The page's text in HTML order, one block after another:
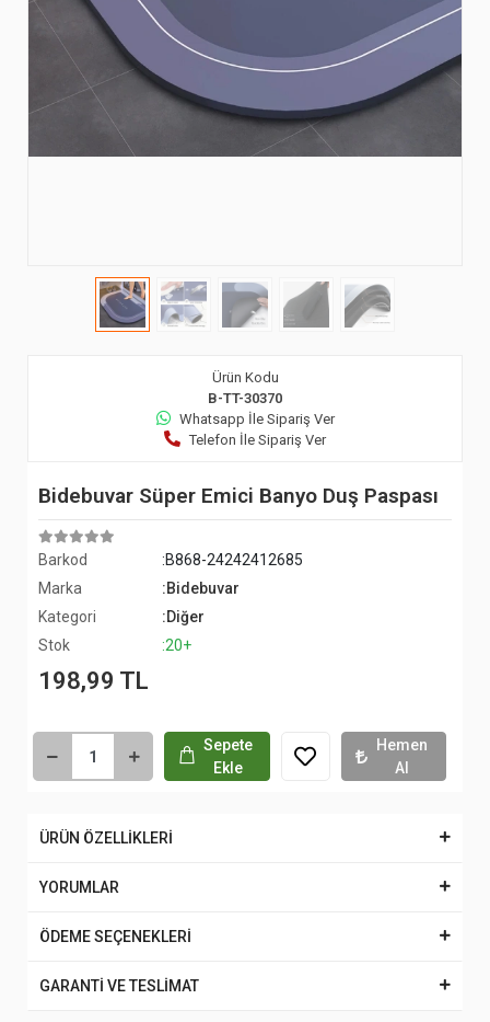
Ürün Kodu
B-TT-30370
Whatsapp İle Sipariş Ver
Telefon İle Sipariş Ver
Bidebuvar Süper Emici Banyo Duş Paspası
Barkod
:B868-24242412685
Marka
:Bidebuvar
Kategori
:Diğer
Stok
:20+
198,99 TL
Sepete
Ekle
Hemen
Al
ÜRÜN ÖZELLİKLERİ
YORUMLAR
ÖDEME SEÇENEKLERİ
GARANTİ VE TESLİMAT